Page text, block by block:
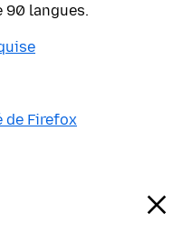
90 langues.
Firefox